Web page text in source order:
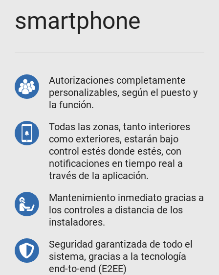
smartphone
Autorizaciones completamente
personalizables, según el puesto y
la función.
Todas las zonas, tanto interiores
como exteriores, estarán bajo
control estés donde estés, con
notificaciones en tiempo real a
través de la aplicación.
Mantenimiento inmediato gracias a
los controles a distancia de los
instaladores.
Seguridad garantizada de todo el
sistema, gracias a la tecnología
end-to-end (E2EE)